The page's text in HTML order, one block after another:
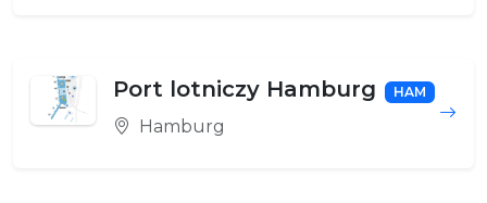
Port lotniczy Hamburg HAM
Hamburg